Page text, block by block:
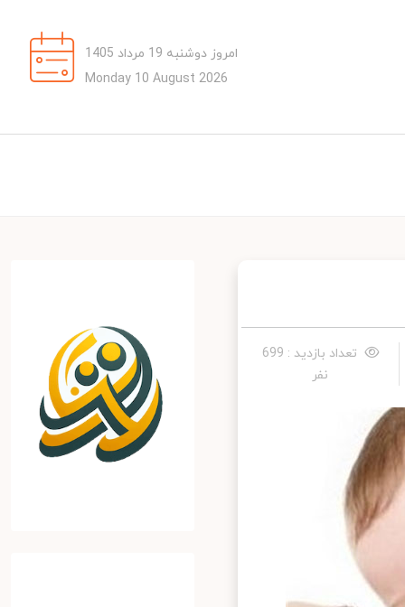
امروز دوشنبه 19 مرداد 1405
Monday 10 August 2026
تعداد بازدید : 699
نفر